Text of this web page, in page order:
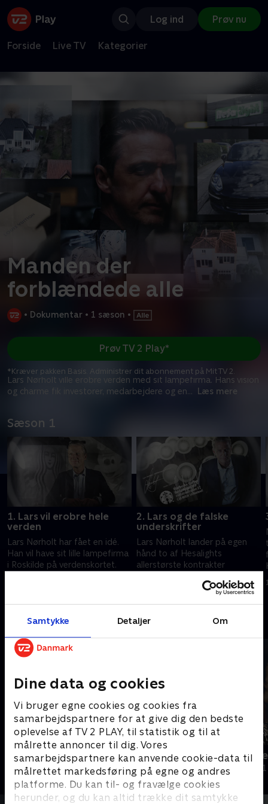
Samtykke Detaljer Om
Dine data og cookies
Vi bruger egne cookies og cookies fra
samarbejdspartnere for at give dig den bedste
oplevelse af TV 2 PLAY, til statistik og til at
målrette annoncer til dig. Vores
samarbejdspartnere kan anvende cookie-data til
målrettet markedsføring på egne og andres
platforme. Du kan til- og fravælge cookies
herunder, og du kan altid trække dit samtykke
Log ind Prøv nu
Forside Live TV Kategorier
Manden der
forblændede alle
• Dokumentar • 1 sæson •
Lars Nørholt ville erobre verden med sit lampefirma. Hans vision
og charme fik investorer, medarbejdere og en... Læs mere
Prøv TV 2 Play*
*Kræver pakken Basis. Administrer dit abonnement på Mit TV 2.
Sæson 1
1. Lars vil erobre hele
verden
Lars Nørholt har fået en idé.
Han vil have sit lille lampefirma
i Roskilde på verdenskortet.
2. Lars og de falske
underskrifter
Lars Nørholt lander på egen
hånd to af Hesalights
allerstørste kontrakter
problem: Kontrakterne er
4. oktober 2023 • 30 min
Andre så også
Operation X
Dokumentar
Brittas
Dokumentar •